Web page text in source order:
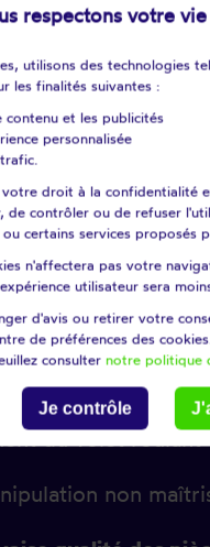
provenir le
pannes peuvent varier,
qui
ou le glissement
placé en extérieur
d’une
du volet roulant
non
respectons votre
utilisons des technologies
les finalités suivantes :
contenu et les publicités
personnalisée
droit à la confidentialité
de contrôler ou de refuser
certains services proposés
n'affectera pas votre
utilisateur sera
d'avis ou retirer votre
de préférences des
consulter notre politique
Je contrôle